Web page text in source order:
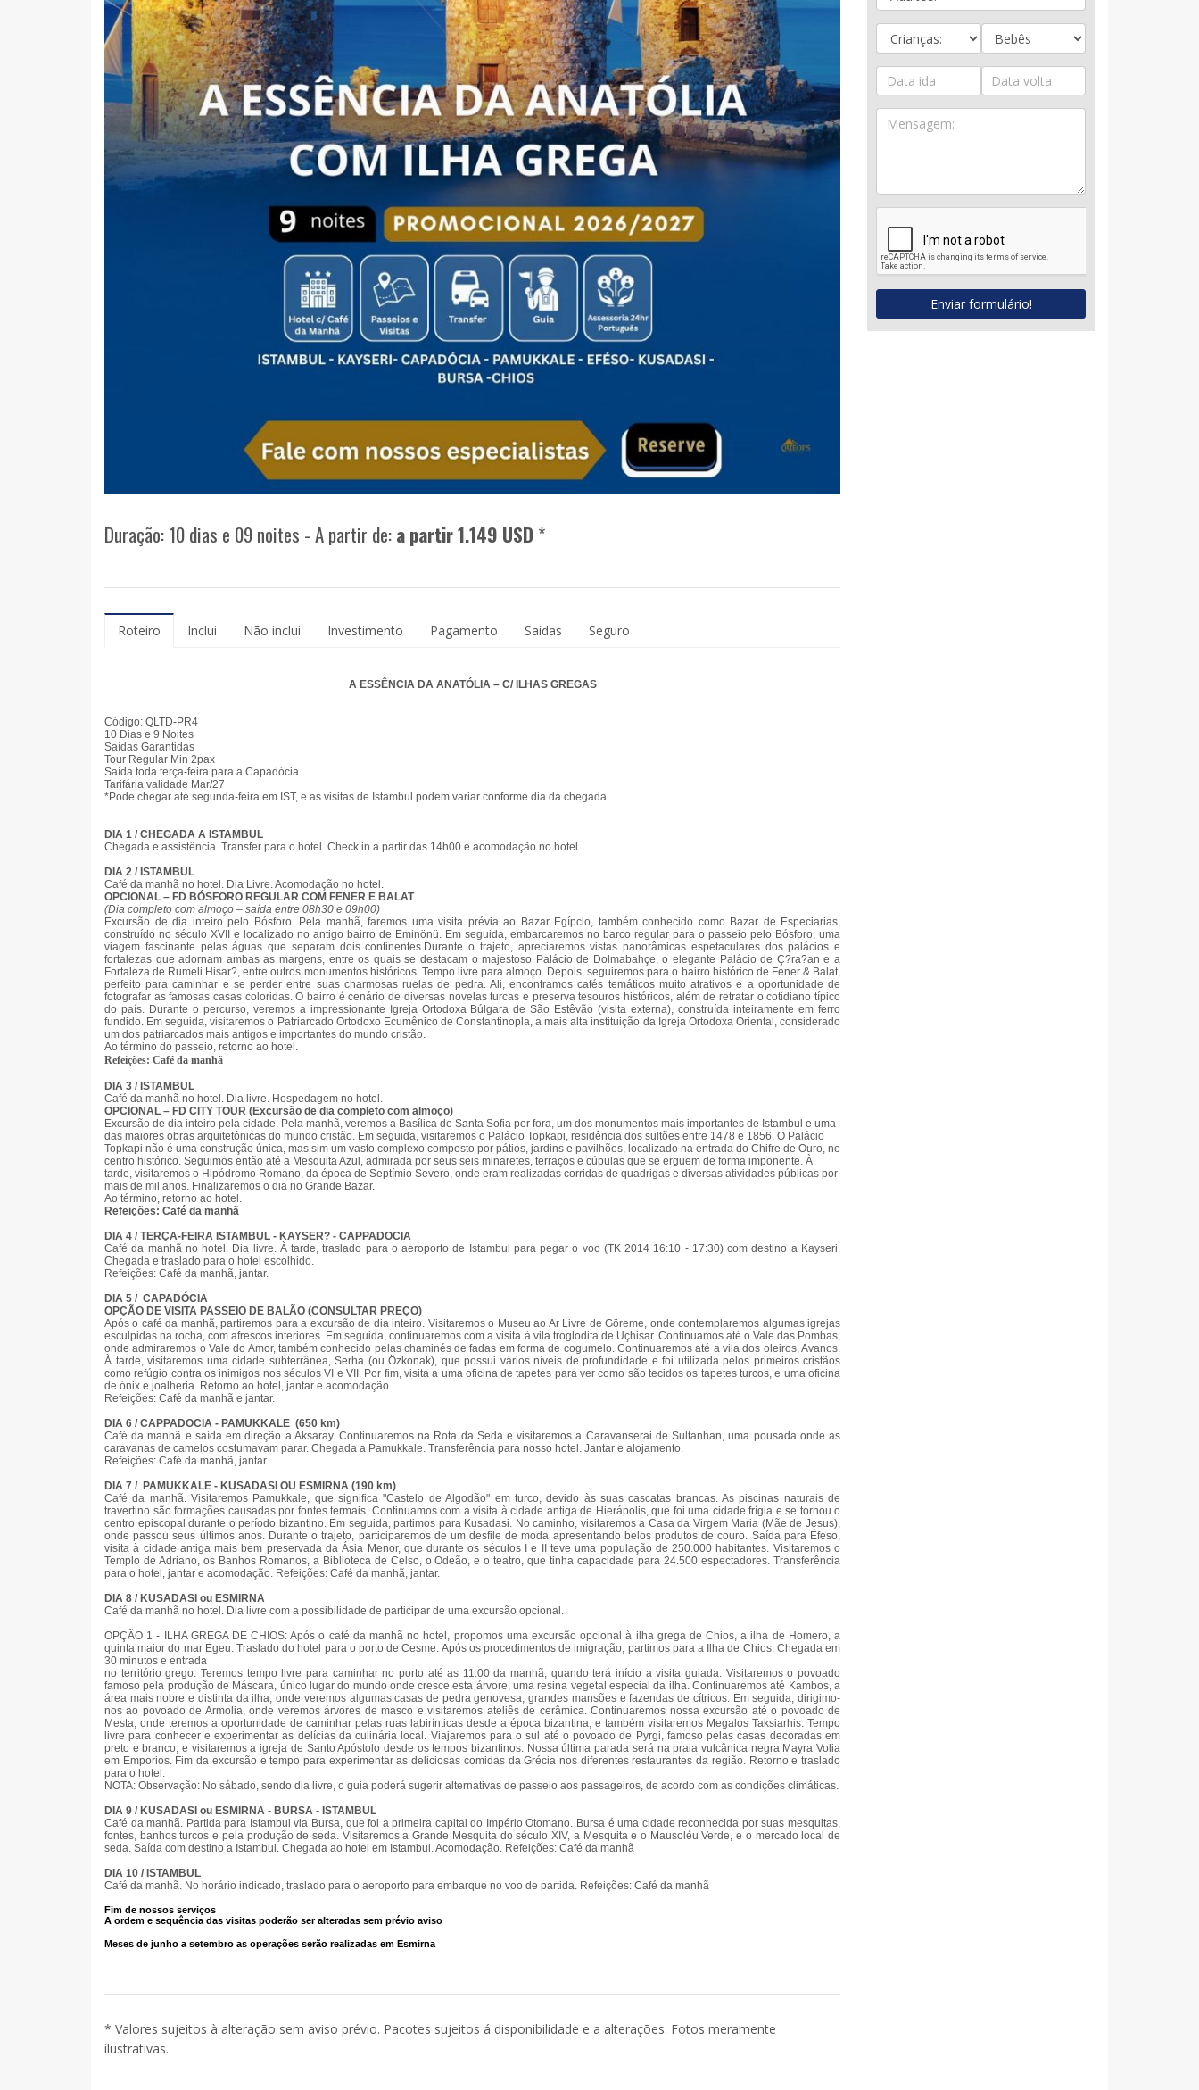
Duração: 10 dias e 09 noites - A partir de:a partir 1.149 USD *
Roteiro Inclui Não inclui Investimento Pagamento Saídas Seguro
A ESSÊNCIA DA ANATÓLIA – C/ ILHAS GREGAS
Código: QLTD-PR4
10 Dias e 9 Noites
Saídas Garantidas
Tour Regular Min 2pax
Saída toda terça-feira para a Capadócia
Tarifária validade Mar/27
*Pode chegar até segunda-feira em IST, e as visitas de Istambul podem variar conforme dia da chegada
DIA 1 / CHEGADA A ISTAMBUL
Chegada e assistência. Transfer para o hotel. Check in a partir das 14h00 e acomodação no hotel
DIA 2 / ISTAMBUL
Café da manhã no hotel. Dia Livre. Acomodação no hotel.
OPCIONAL – FD BÓSFORO REGULAR COM FENER E BALAT
(Dia completo com almoço – saída entre 08h30 e 09h00)
Excursão de dia inteiro pelo Bósforo. Pela manhã, faremos uma visita prévia ao Bazar Egípcio, também conhecido como Bazar de Especiarias,
construído no século XVII e localizado no antigo bairro de Eminönü. Em seguida, embarcaremos no barco regular para o passeio pelo Bósforo, uma
viagem fascinante pelas águas que separam dois continentes.Durante o trajeto, apreciaremos vistas panorâmicas espetaculares dos palácios e
fortalezas que adornam ambas as margens, entre os quais se destacam o majestoso Palácio de Dolmabahçe, o elegante Palácio de Ç?ra?an e a
Fortaleza de Rumeli Hisar?, entre outros monumentos históricos. Tempo livre para almoço. Depois, seguiremos para o bairro histórico de Fener & Balat,
perfeito para caminhar e se perder entre suas charmosas ruelas de pedra. Ali, encontramos cafés temáticos muito atrativos e a oportunidade de
fotografar as famosas casas coloridas. O bairro é cenário de diversas novelas turcas e preserva tesouros históricos, além de retratar o cotidiano típico
do país. Durante o percurso, veremos a impressionante Igreja Ortodoxa Búlgara de São Estêvão (visita externa), construída inteiramente em ferro
fundido. Em seguida, visitaremos o Patriarcado Ortodoxo Ecumênico de Constantinopla, a mais alta instituição da Igreja Ortodoxa Oriental, considerado
um dos patriarcados mais antigos e importantes do mundo cristão.
Ao término do passeio, retorno ao hotel.
Refeições: Café da manhã
DIA 3 / ISTAMBUL
Café da manhã no hotel. Dia livre. Hospedagem no hotel.
OPCIONAL – FD CITY TOUR (Excursão de dia completo com almoço)
Excursão de dia inteiro pela cidade. Pela manhã, veremos a Basílica de Santa Sofia por fora, um dos monumentos mais importantes de Istambul e uma
das maiores obras arquitetônicas do mundo cristão. Em seguida, visitaremos o Palácio Topkapi, residência dos sultões entre 1478 e 1856. O Palácio
Topkapi não é uma construção única, mas sim um vasto complexo composto por pátios, jardins e pavilhões, localizado na entrada do Chifre de Ouro, no
centro histórico. Seguimos então até a Mesquita Azul, admirada por seus seis minaretes, terraços e cúpulas que se erguem de forma imponente. À
tarde, visitaremos o Hipódromo Romano, da época de Septímio Severo, onde eram realizadas corridas de quadrigas e diversas atividades públicas por
mais de mil anos. Finalizaremos o dia no Grande Bazar.
Ao término, retorno ao hotel.
Refeições: Café da manhã
DIA 4 / TERÇA-FEIRA ISTAMBUL - KAYSER? - CAPPADOCIA
Café da manhã no hotel. Dia livre. À tarde, traslado para o aeroporto de Istambul para pegar o voo (TK 2014 16:10 - 17:30) com destino a Kayseri.
Chegada e traslado para o hotel escolhido.
Refeições: Café da manhã, jantar.
DIA 5 / CAPADÓCIA
OPÇÃO DE VISITA PASSEIO DE BALÃO (CONSULTAR PREÇO)
Após o café da manhã, partiremos para a excursão de dia inteiro. Visitaremos o Museu ao Ar Livre de Göreme, onde contemplaremos algumas igrejas
esculpidas na rocha, com afrescos interiores. Em seguida, continuaremos com a visita à vila troglodita de Uçhisar. Continuamos até o Vale das Pombas,
onde admiraremos o Vale do Amor, também conhecido pelas chaminés de fadas em forma de cogumelo. Continuaremos até a vila dos oleiros, Avanos.
À tarde, visitaremos uma cidade subterrânea, Serha (ou Özkonak), que possui vários níveis de profundidade e foi utilizada pelos primeiros cristãos
como refúgio contra os inimigos nos séculos VI e VII. Por fim, visita a uma oficina de tapetes para ver como são tecidos os tapetes turcos, e uma oficina
de ónix e joalheria. Retorno ao hotel, jantar e acomodação.
Refeições: Café da manhã e jantar.
DIA 6 / CAPPADOCIA - PAMUKKALE (650 km)
Café da manhã e saída em direção a Aksaray. Continuaremos na Rota da Seda e visitaremos a Caravanserai de Sultanhan, uma pousada onde as
caravanas de camelos costumavam parar. Chegada a Pamukkale. Transferência para nosso hotel. Jantar e alojamento.
Refeições: Café da manhã, jantar.
DIA 7 / PAMUKKALE - KUSADASI OU ESMIRNA (190 km)
Café da manhã. Visitaremos Pamukkale, que significa "Castelo de Algodão" em turco, devido às suas cascatas brancas. As piscinas naturais de
travertino são formações causadas por fontes termais. Continuamos com a visita à cidade antiga de Hierápolis, que foi uma cidade frígia e se tornou o
centro episcopal durante o período bizantino. Em seguida, partimos para Kusadasi. No caminho, visitaremos a Casa da Virgem Maria (Mãe de Jesus),
onde passou seus últimos anos. Durante o trajeto, participaremos de um desfile de moda apresentando belos produtos de couro. Saída para Éfeso,
visita à cidade antiga mais bem preservada da Ásia Menor, que durante os séculos I e II teve uma população de 250.000 habitantes. Visitaremos o
Templo de Adriano, os Banhos Romanos, a Biblioteca de Celso, o Odeão, e o teatro, que tinha capacidade para 24.500 espectadores. Transferência
para o hotel, jantar e acomodação. Refeições: Café da manhã, jantar.
DIA 8 / KUSADASI ou ESMIRNA
Café da manhã no hotel. Dia livre com a possibilidade de participar de uma excursão opcional.
OPÇÃO 1 - ILHA GREGA DE CHIOS: Após o café da manhã no hotel, propomos uma excursão opcional à ilha grega de Chios, a ilha de Homero, a
quinta maior do mar Egeu. Traslado do hotel para o porto de Cesme. Após os procedimentos de imigração, partimos para a Ilha de Chios. Chegada em
30 minutos e entrada
no território grego. Teremos tempo livre para caminhar no porto até as 11:00 da manhã, quando terá início a visita guiada. Visitaremos o povoado
famoso pela produção de Máscara, único lugar do mundo onde cresce esta árvore, uma resina vegetal especial da ilha. Continuaremos até Kambos, a
área mais nobre e distinta da ilha, onde veremos algumas casas de pedra genovesa, grandes mansões e fazendas de cítricos. Em seguida, dirigimo-
nos ao povoado de Armolia, onde veremos árvores de masco e visitaremos ateliês de cerâmica. Continuaremos nossa excursão até o povoado de
Mesta, onde teremos a oportunidade de caminhar pelas ruas labirínticas desde a época bizantina, e também visitaremos Megalos Taksiarhis. Tempo
livre para conhecer e experimentar as delícias da culinária local. Viajaremos para o sul até o povoado de Pyrgi, famoso pelas casas decoradas em
preto e branco, e visitaremos a igreja de Santo Apóstolo desde os tempos bizantinos. Nossa última parada será na praia vulcânica negra Mayra Volia
em Emporios. Fim da excursão e tempo para experimentar as deliciosas comidas da Grécia nos diferentes restaurantes da região. Retorno e traslado
para o hotel.
NOTA: Observação: No sábado, sendo dia livre, o guia poderá sugerir alternativas de passeio aos passageiros, de acordo com as condições climáticas.
DIA 9 / KUSADASI ou ESMIRNA - BURSA - ISTAMBUL
Café da manhã. Partida para Istambul via Bursa, que foi a primeira capital do Império Otomano. Bursa é uma cidade reconhecida por suas mesquitas,
fontes, banhos turcos e pela produção de seda. Visitaremos a Grande Mesquita do século XIV, a Mesquita e o Mausoléu Verde, e o mercado local de
seda. Saída com destino a Istambul. Chegada ao hotel em Istambul. Acomodação. Refeições: Café da manhã
DIA 10 / ISTAMBUL
Café da manhã. No horário indicado, traslado para o aeroporto para embarque no voo de partida. Refeições: Café da manhã
Fim de nossos serviços
A ordem e sequência das visitas poderão ser alteradas sem prévio aviso
Meses de junho a setembro as operações serão realizadas em Esmirna
* Valores sujeitos à alteração sem aviso prévio. Pacotes sujeitos á disponibilidade e a alterações. Fotos meramente
ilustrativas.
Enviar formulário!